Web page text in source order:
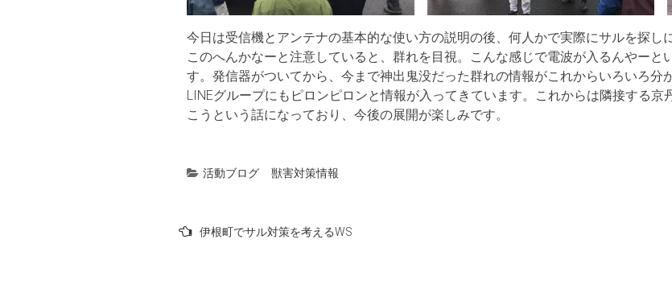
今日は受信機とアンテナの基本的な使い方の説明の後、何人かで実際にサルを探し
このへんかなーと注意していると、群れを目視。こんな感じで電波が入るんやーと
す。発信器がついてから、今まで神出鬼没だった群れの情報がこれからいろいろ分
LINEグループにもピロンピロンと情報が入ってきています。これからは隣接する京
こうという話になっており、今後の展開が楽しみです。
活動ブログ 獣害対策情報
伊根町でサル対策を考えるWS